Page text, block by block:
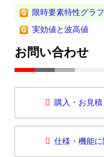
限時要素特性グラ
実効値と波高値
お問い合わせ
購入・お見
仕様・機能